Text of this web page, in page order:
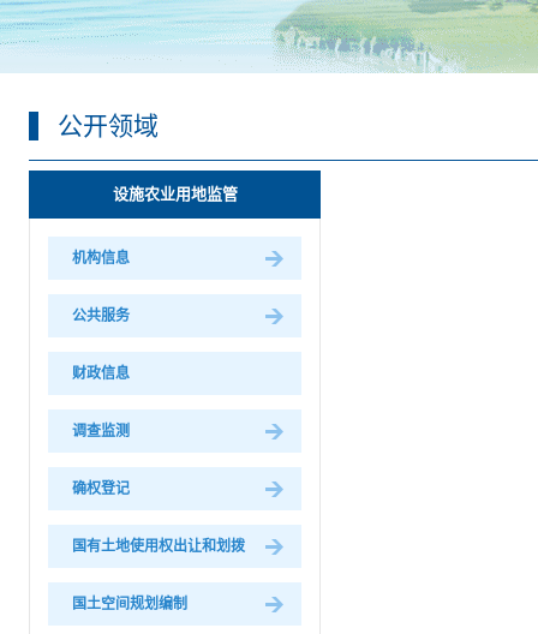
公开领域
设施农业用地监管
机构信息
公共服务
财政信息
调查监测
确权登记
国有土地使用权出让和划拨
国土空间规划编制